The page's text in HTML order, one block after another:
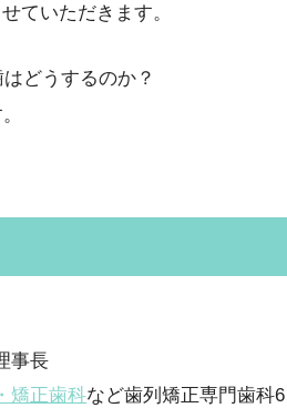
ていただきます。
どうするのか？
事長
矯正歯科など歯列矯正専門歯科6